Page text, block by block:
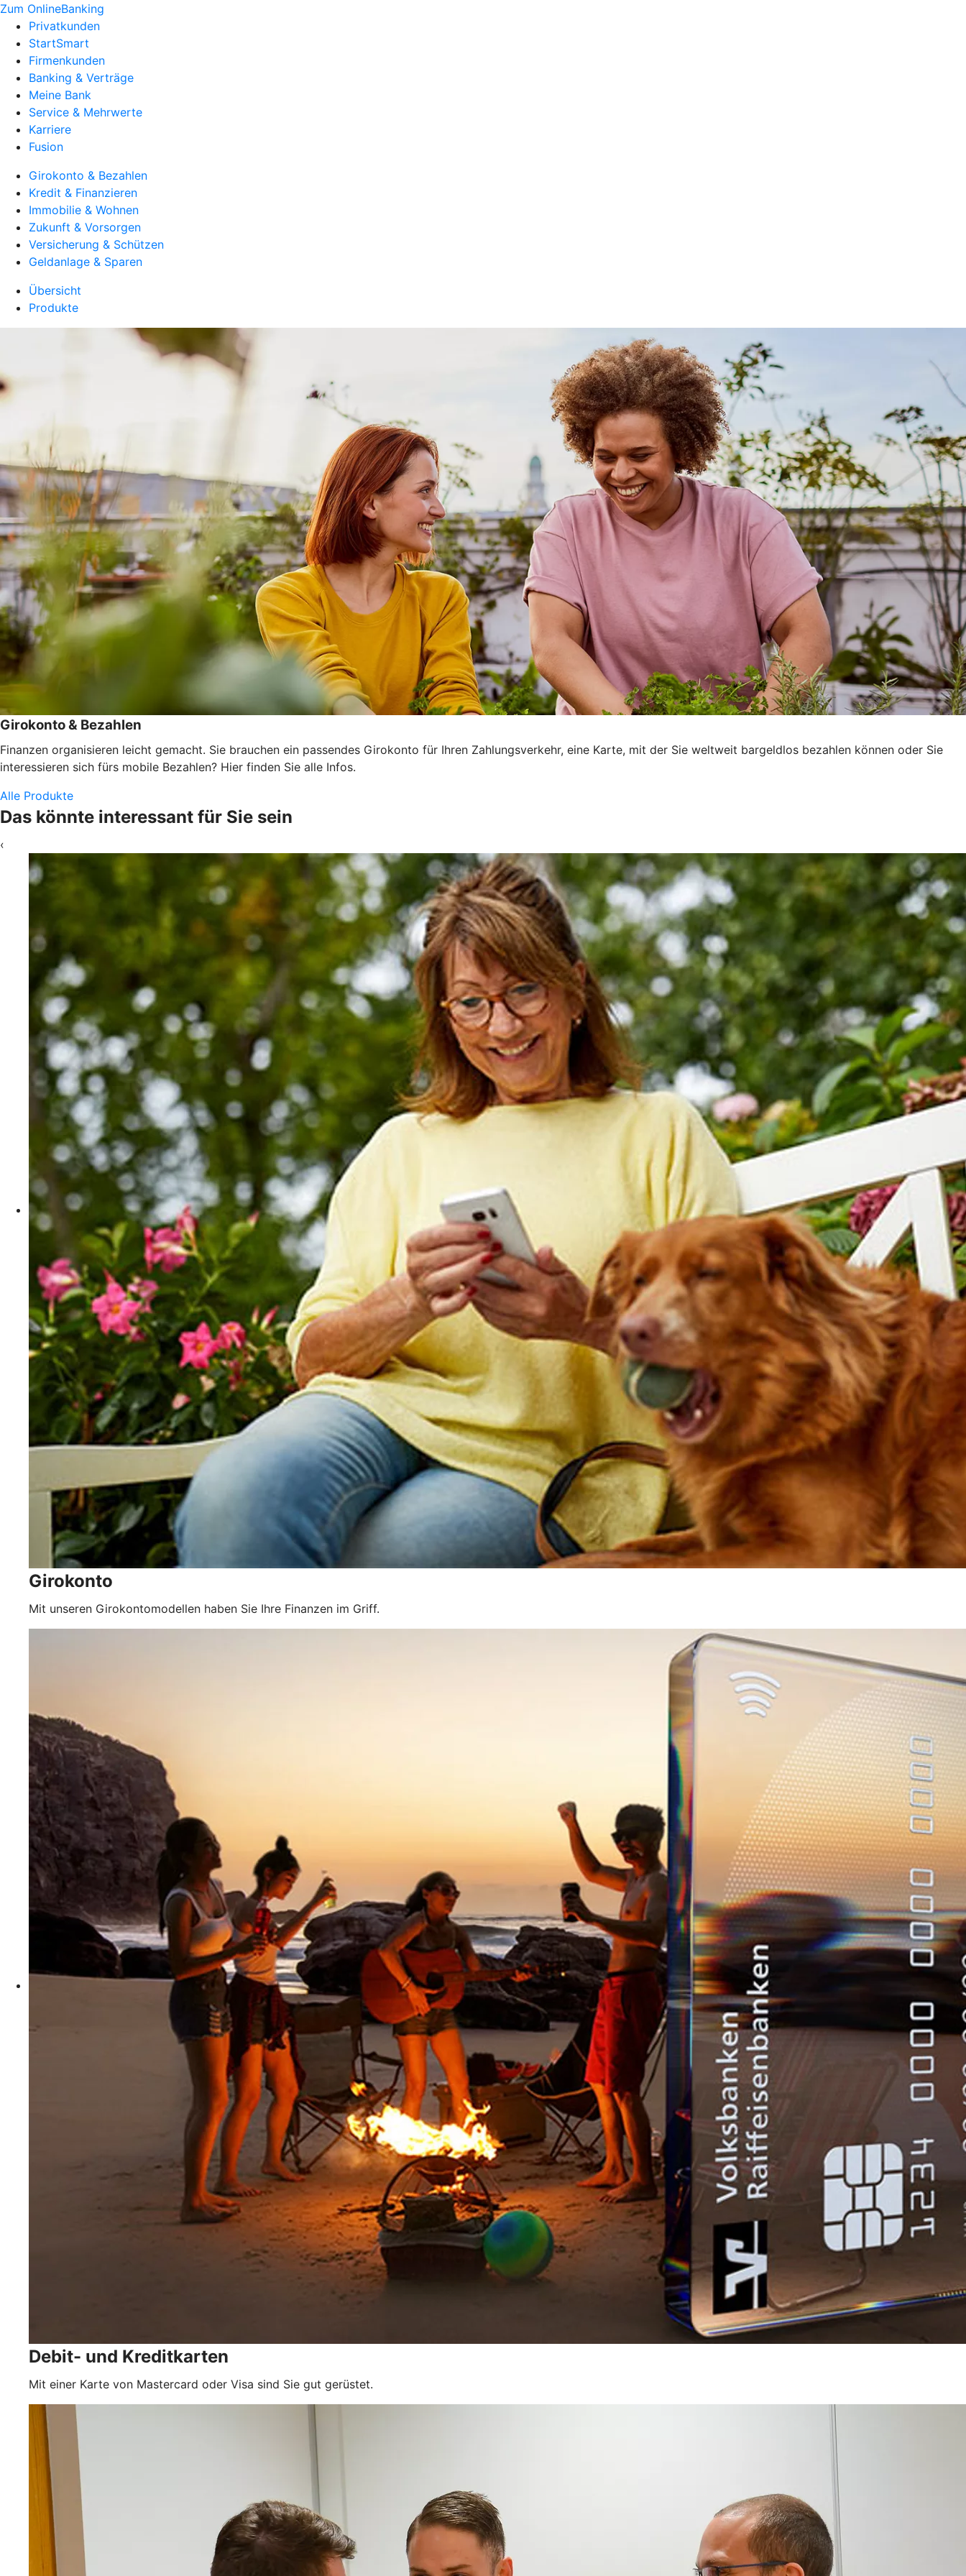
Zum OnlineBanking
Privatkunden
StartSmart
Firmenkunden
Banking & Verträge
Meine Bank
Service & Mehrwerte
Karriere
Fusion
Girokonto & Bezahlen
Kredit & Finanzieren
Immobilie & Wohnen
Zukunft & Vorsorgen
Versicherung & Schützen
Geldanlage & Sparen
Übersicht
Produkte
Girokonto & Bezahlen
Finanzen organisieren leicht gemacht. Sie brauchen ein passendes Girokonto für Ihren Zahlungsverkehr, eine Karte, mit der Sie weltweit bargeldlos bezahlen können oder Sie
interessieren sich fürs mobile Bezahlen? Hier finden Sie alle Infos.
Alle Produkte
Das könnte interessant für Sie sein
‹
Girokonto
Mit unseren Girokontomodellen haben Sie Ihre Finanzen im Griff.
Debit- und Kreditkarten
Mit einer Karte von Mastercard oder Visa sind Sie gut gerüstet.